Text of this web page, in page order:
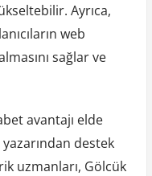
Ayrıca,
web
sağlar ve
avantajı elde
destek
uzmanları, Gölcük